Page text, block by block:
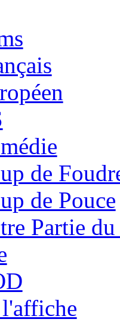
de
de Pouce
Partie